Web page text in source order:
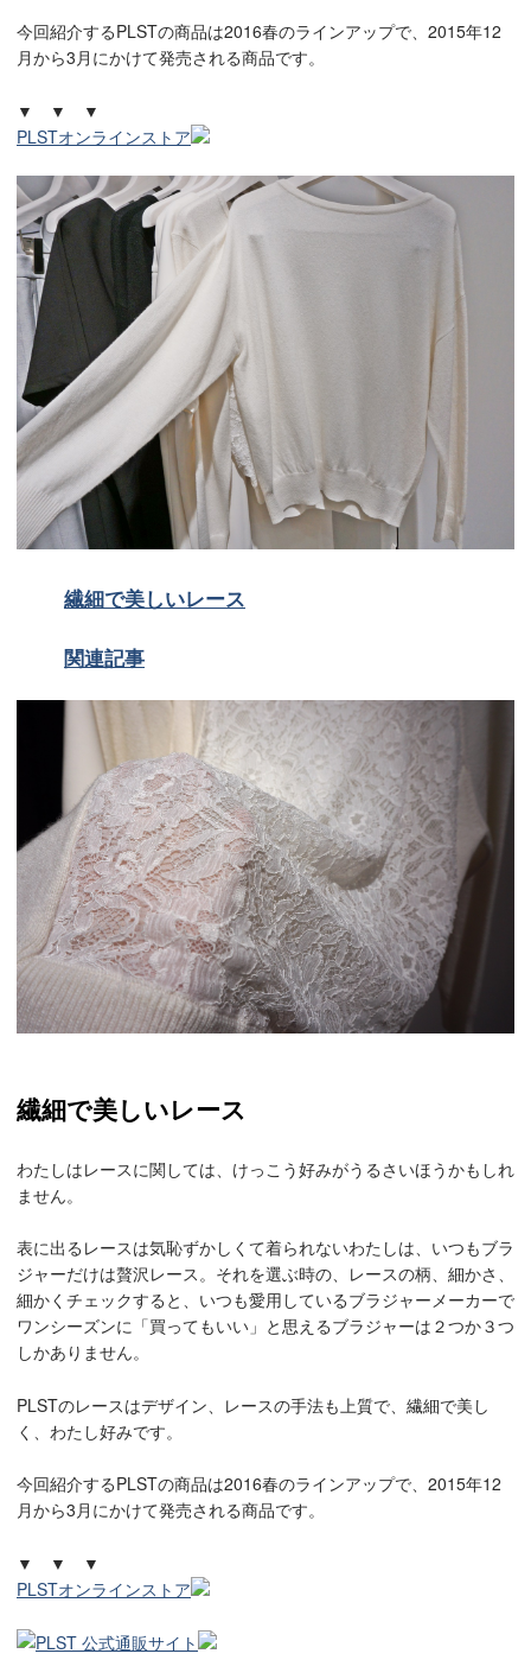
今回紹介するPLSTの商品は2016春のラインアップで、2015年12
月から3月にかけて発売される商品です。
▼ ▼ ▼
PLSTオンラインストア
繊細で美しいレース
関連記事
繊細で美しいレース
わたしはレースに関しては、けっこう好みがうるさいほうかもしれ
ません。
表に出るレースは気恥ずかしくて着られないわたしは、いつもブラ
ジャーだけは贅沢レース。それを選ぶ時の、レースの柄、細かさ、
細かくチェックすると、いつも愛用しているブラジャーメーカーで
ワンシーズンに「買ってもいい」と思えるブラジャーは２つか３つ
しかありません。
PLSTのレースはデザイン、レースの手法も上質で、繊細で美し
く、わたし好みです。
今回紹介するPLSTの商品は2016春のラインアップで、2015年12
月から3月にかけて発売される商品です。
▼ ▼ ▼
PLSTオンラインストア